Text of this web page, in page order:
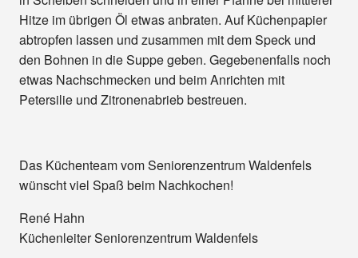
Hitze im übrigen Öl etwas anbraten. Auf Küchenpapier
abtropfen lassen und zusammen mit dem Speck und
den Bohnen in die Suppe geben. Gegebenenfalls noch
etwas Nachschmecken und beim Anrichten mit
Petersilie und Zitronenabrieb bestreuen.
Das Küchenteam vom Seniorenzentrum Waldenfels
wünscht viel Spaß beim Nachkochen!
René Hahn
Küchenleiter Seniorenzentrum Waldenfels